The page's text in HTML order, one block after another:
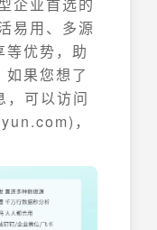
易用、多源
等优势，助
果您想了
，可以访问
，